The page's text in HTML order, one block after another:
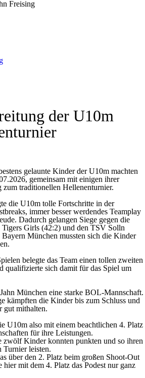
der U10m
gelaunte Kinder der U10m machten
gemeinsam mit einigen ihrer
zum traditionellen Hellenenturnier.
die U10m tolle Fortschritte in der
immer besser werdendes Teamplay
Dadurch gelangen Siege gegen die
Girls (42:2) und den TSV Solln
München mussten sich die Kinder
belegte das Team einen tollen zweiten
qualifizierte sich damit für das Spiel um
München eine starke BOL-Mannschaft.
kämpften die Kinder bis zum Schluss und
gut mithalten.
U10m also mit einem beachtlichen 4. Platz
für ihre Leistungen.
zwölf Kinder konnten punkten und so ihren
Turnier leisten.
über den 2. Platz beim großen Shoot-Out
hier mit dem 4. Platz das Podest nur ganz